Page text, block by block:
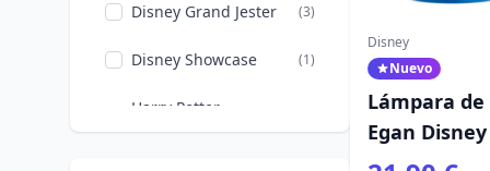
Pascua (7)
Películas y
(3)
Disney Grand Jester (3)
Disney Showcase (1)
Harry Potter
Wizarding World
Disney
Nuevo
Lámpara
Egan